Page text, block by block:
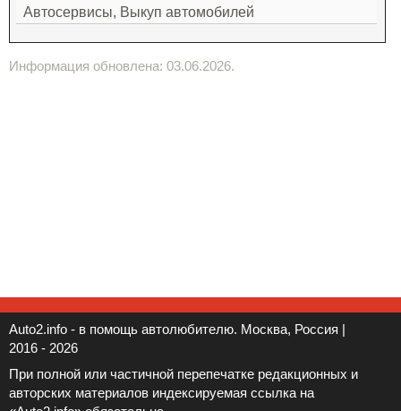
Автосервисы, Выкуп автомобилей
Информация обновлена: 03.06.2026.
Auto2.info - в помощь автолюбителю. Москва, Россия |
2016 - 2026
При полной или частичной перепечатке редакционных и
авторских материалов индексируемая ссылка на